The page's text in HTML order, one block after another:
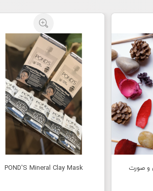
و صورت
POND'S Mineral Clay Mask